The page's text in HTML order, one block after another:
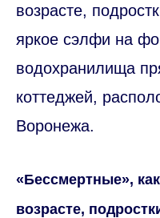
возрасте,
яркое сэлфи на
водохранилища
коттеджей,
Воронежа.
«Бессмертные»,
возрасте,